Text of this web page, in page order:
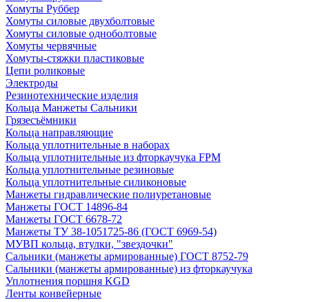
Хомуты Руббер
Хомуты силовые двухболтовые
Хомуты силовые одноболтовые
Хомуты червячные
Хомуты-стяжки пластиковые
Цепи роликовые
Электроды
Резинотехнические изделия
Кольца Манжеты Сальники
Грязесъёмники
Кольца направляющие
Кольца уплотнительные в наборах
Кольца уплотнительные из фторкаучука FPM
Кольца уплотнительные резиновые
Кольца уплотнительные силиконовые
Манжеты гидравлические полиуретановые
Манжеты ГОСТ 14896-84
Манжеты ГОСТ 6678-72
Манжеты ТУ 38-1051725-86 (ГОСТ 6969-54)
МУВП кольца, втулки, "звездочки"
Сальники (манжеты армированные) ГОСТ 8752-79
Сальники (манжеты армированные) из фторкаучука
Уплотнения поршня KGD
Ленты конвейерные